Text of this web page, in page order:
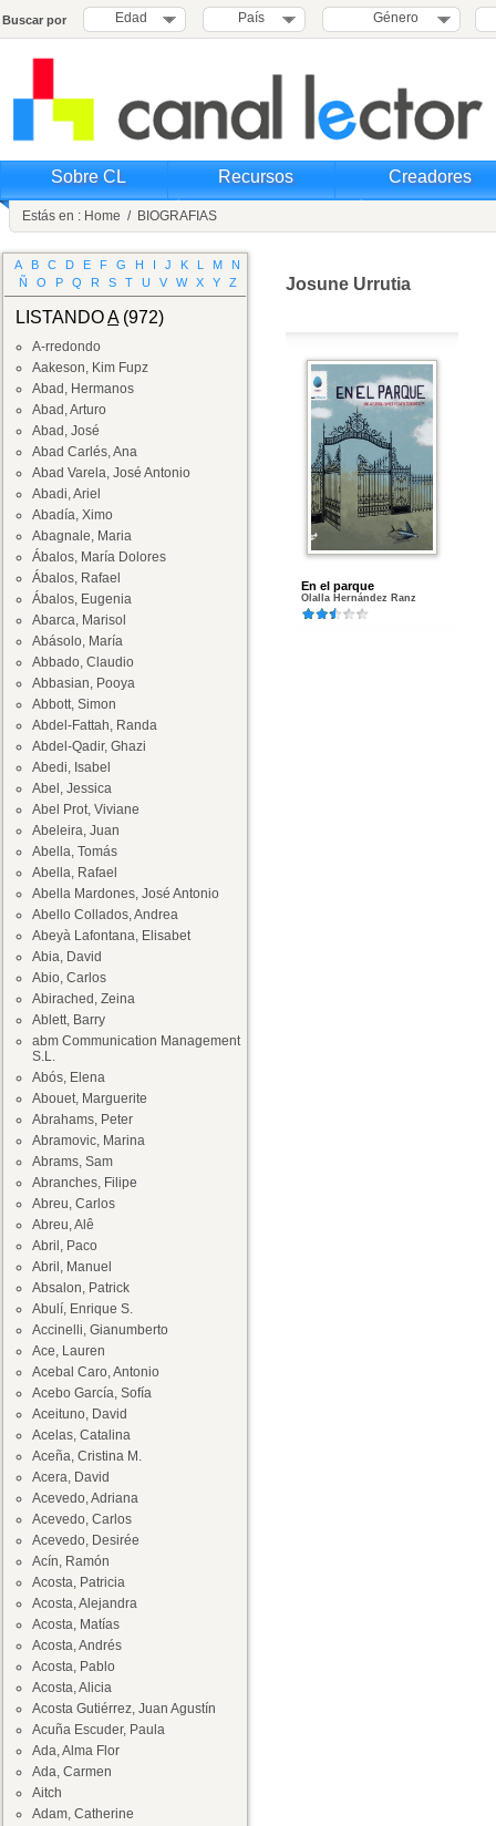
Buscar por Edad País Género
Sobre CL Recursos Creadores
Estás en : Home / BIOGRAFIAS
A B C D E F G H I J K L M
N
Ñ
O P Q R S T U V W X Y Z
LISTANDOA(972)
A-rredondo
Aakeson, Kim Fupz
Abad, Hermanos
Abad, Arturo
Abad, José
Abad Carlés, Ana
Abad Varela, José Antonio
Abadi, Ariel
Abadía, Ximo
Abagnale, Maria
Ábalos, María Dolores
Ábalos, Rafael
Ábalos, Eugenia
Abarca, Marisol
Abásolo, María
Abbado, Claudio
Abbasian, Pooya
Abbott, Simon
Abdel-Fattah, Randa
Abdel-Qadir, Ghazi
Abedi, Isabel
Abel, Jessica
Abel Prot, Viviane
Abeleira, Juan
Abella, Tomás
Abella, Rafael
Abella Mardones, José Antonio
Abello Collados, Andrea
Abeyà Lafontana, Elisabet
Abia, David
Abio, Carlos
Abirached, Zeina
Ablett, Barry
abm Communication Management
S.L.
Abós, Elena
Abouet, Marguerite
Abrahams, Peter
Abramovic, Marina
Abrams, Sam
Abranches, Filipe
Abreu, Carlos
Abreu, Alê
Abril, Paco
Abril, Manuel
Absalon, Patrick
Abulí, Enrique S.
Accinelli, Gianumberto
Ace, Lauren
Acebal Caro, Antonio
Acebo García, Sofía
Aceituno, David
Acelas, Catalina
Aceña, Cristina M.
Acera, David
Acevedo, Adriana
Acevedo, Carlos
Acevedo, Desirée
Acín, Ramón
Acosta, Patricia
Acosta, Alejandra
Acosta, Matías
Acosta, Andrés
Acosta, Pablo
Acosta, Alicia
Acosta Gutiérrez, Juan Agustín
Acuña Escuder, Paula
Ada, Alma Flor
Ada, Carmen
Aitch
Adam, Catherine
Josune Urrutia
En el parque
Olalla Hernández Ranz